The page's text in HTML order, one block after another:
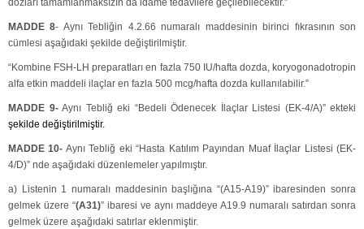
dozları tamamlanmaksızın da idame tedavilere geçilebilecektir.”
MADDE 8- Aynı Tebliğin 4.2.66 numaralı maddesinin birinci fıkrasının son
cümlesi aşağıdaki şekilde değiştirilmiştir.
“Kombine FSH-LH preparatları en fazla 750 IU/hafta dozda, koryogonadotropin
alfa etkin maddeli ilaçlar en fazla 500 mcg/hafta dozda kullanılabilir.”
MADDE 9-Aynı Tebliğ eki “Bedeli Ödenecek İlaçlar Listesi (EK-4/A)” ekteki
şekilde değiştirilmiştir.
MADDE 10- Aynı Tebliğ eki “Hasta Katılım Payından Muaf İlaçlar Listesi (EK-
4/D)” nde aşağıdaki düzenlemeler yapılmıştır.
a) Listenin 1 numaralı maddesinin başlığına “(A15-A19)” ibaresinden sonra
gelmek üzere “(A31)” ibaresi ve aynı maddeye A19.9 numaralı satırdan sonra
gelmek üzere aşağıdaki satırlar eklenmiştir.